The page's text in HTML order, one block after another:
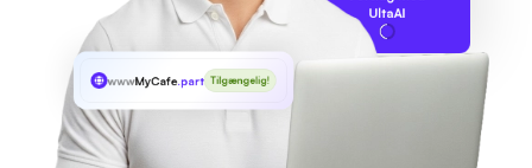
UltaAI
wwwMyCafe.parts Tilgængelig!